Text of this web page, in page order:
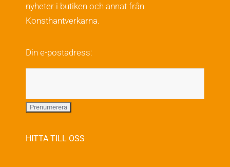
nyheter i butiken och annat från
Konsthantverkarna.
Din e-postadress:
HITTA TILL OSS